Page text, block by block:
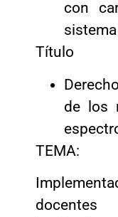
con
Título
de los
TEMA: